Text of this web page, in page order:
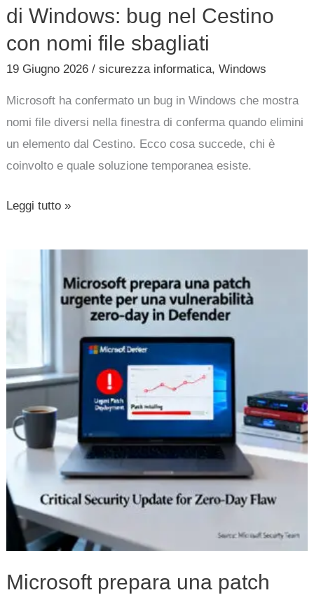
di Windows: bug nel Cestino
con nomi file sbagliati
19 Giugno 2026/sicurezza informatica,Windows
Microsoft ha confermato un bug in Windows che mostra
nomi file diversi nella finestra di conferma quando elimini
un elemento dal Cestino. Ecco cosa succede, chi è
coinvolto e quale soluzione temporanea esiste.
Leggi tutto »
Microsoft prepara una patch
per
una
vulnerabilità
zero-
day
in
Defender